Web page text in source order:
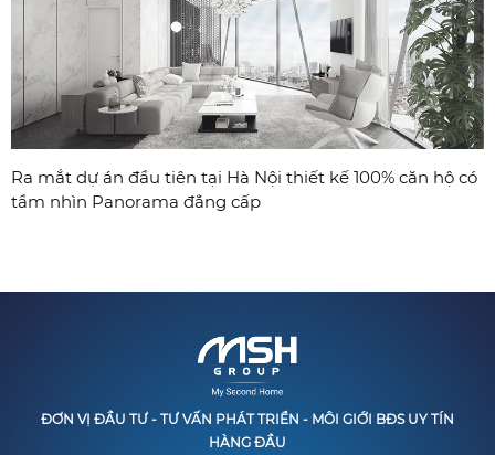
Ra mắt dự án đầu tiên tại Hà Nội thiết kế 100% căn hộ có
tầm nhìn Panorama đẳng cấp
ĐƠN VỊ ĐẦU TƯ - TƯ VẤN PHÁT TRIỂN - MÔI GIỚI BĐS UY TÍN
HÀNG ĐẦU